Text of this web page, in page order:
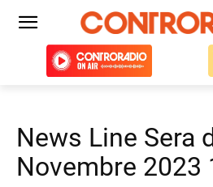
News Line Sera
Novembre 2023